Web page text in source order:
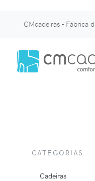
CMcadeiras - Fábrica
CATEGORIAS
Cadeiras